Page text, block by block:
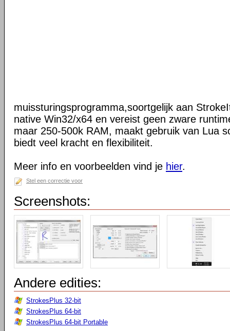
muissturingsprogramma,soortgelijk aan
native Win32/x64 en vereist geen zware
maar 250-500k RAM, maakt gebruik van Lua
biedt veel kracht en flexibiliteit.
Meer info en voorbeelden vind je hier.
Stel een correctie voor
Screenshots:
Andere edities:
StrokesPlus 32-bit
StrokesPlus 64-bit
StrokesPlus 64-bit Portable